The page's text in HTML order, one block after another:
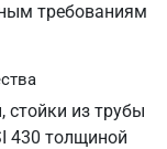
требованиям
стойки из трубы
430 толщиной